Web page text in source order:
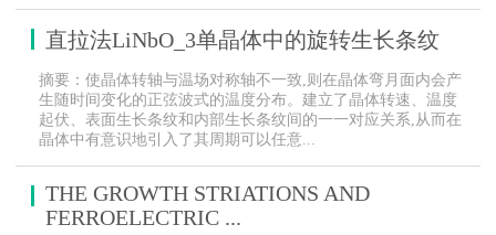
直拉法LiNbO_3单晶体中的旋转生长条纹
摘要：使晶体转轴与温场对称轴不一致,则在晶体弯月面内会产
生随时间变化的正弦波式的温度分布。建立了晶体转速、温度
起伏、表面生长条纹和内部生长条纹间的一一对应关系,从而在
晶体中有意识地引入了其周期可以任意...
THE GROWTH STRIATIONS AND
FERROELECTRIC ...